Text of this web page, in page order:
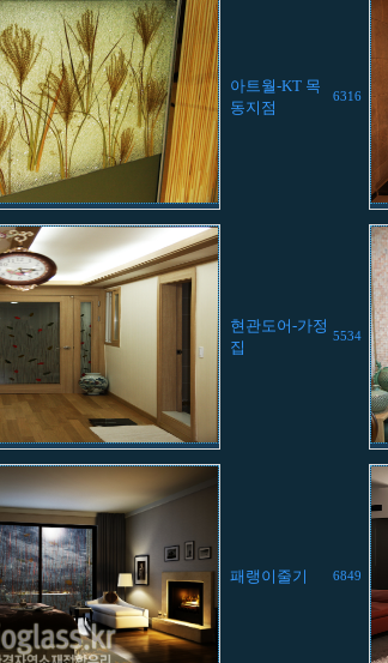
아트월-KT 목
동지점
6316
현관도어-가정
집
5534
패랭이줄기 6849